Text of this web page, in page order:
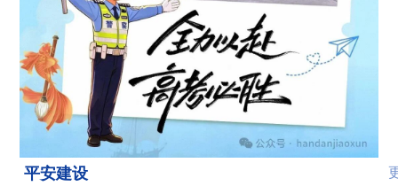
15:38 河北
“每一件小事都连着民心” ——记邱县县委政法委党支部
副书记、一级主任科员郝付龙
平安建设